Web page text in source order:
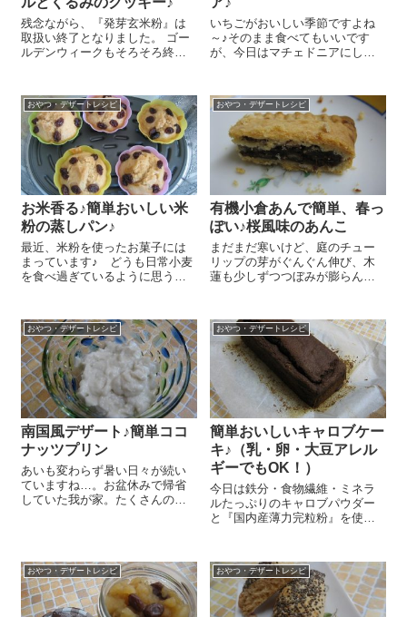
残念ながら、『発芽玄米粉』は
取扱い終了となりました。 ゴー
ルデンウィークもそろそろ終わ
時間もたっぷりあるので簡単グ
ルテンフリーおやつを作りまし
たよ～ ボールに太白...
いちごがおいしい季節ですよね
～♪そのまま食べてもいいです
が、今日はマチェドニアにして
しくなっちゃうマチェドニアの
レシピをご紹介しますね～ 作り
方はとっても簡単です！いち
ご 1パ...
おやつ・デザートレシピ
お米香る♪簡単おいしい米
粉の蒸しパン♪
最近、米粉を使ったお菓子には
まっています♪ どうも日常小麦
を食べ過ぎているように思うの
はその中で今我が家がはまって
いる簡単おいしい米粉の蒸しパ
ンのレシピをご紹介しまーす😉
ボール...
おやつ・デザートレシピ
有機小倉あんで簡単、春っ
ぽい♪桜風味のあんこ
まだまだ寒いけど、庭のチュー
リップの芽がぐんぐん伸び、木
蓮も少しずつつぼみが膨らん
がふんわり香るおいしいあんこ
これをパイ生地で包んで焼いて
みました～！桜風味のあん
こ、...
おやつ・デザートレシピ
南国風デザート♪簡単ココ
ナッツプリン
あいも変わらず暑い日々が続い
ていますね…。お盆休みで帰省
していた我が家。たくさんのご
作ったデザートでおやつに♪さわ
やかな南国風のコ...
おやつ・デザートレシピ
簡単おいしいキャロブケー
キ♪（乳・卵・大豆アレル
ギーでもOK！）
今日は鉄分・食物繊維・ミネラ
ルたっぷりのキャロブパウダー
と『国内産薄力完粒粉』を使っ
介しまーす＼(^o^)／ ボールに
『国内産薄力完粒粉』 100g、
タピオカ粉 50g、キャロブパ
ウ...
おやつ・デザートレシピ おやつ・デザートレシピ